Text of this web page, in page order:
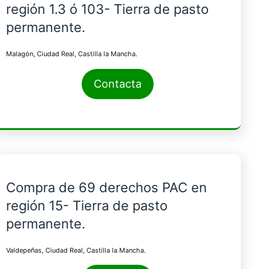
región 1.3 ó 103- Tierra de pasto
permanente.
Malagón, Ciudad Real, Castilla la Mancha.
Contacta
Compra de 69 derechos PAC en
región 15- Tierra de pasto
permanente.
Valdepeñas, Ciudad Real, Castilla la Mancha.